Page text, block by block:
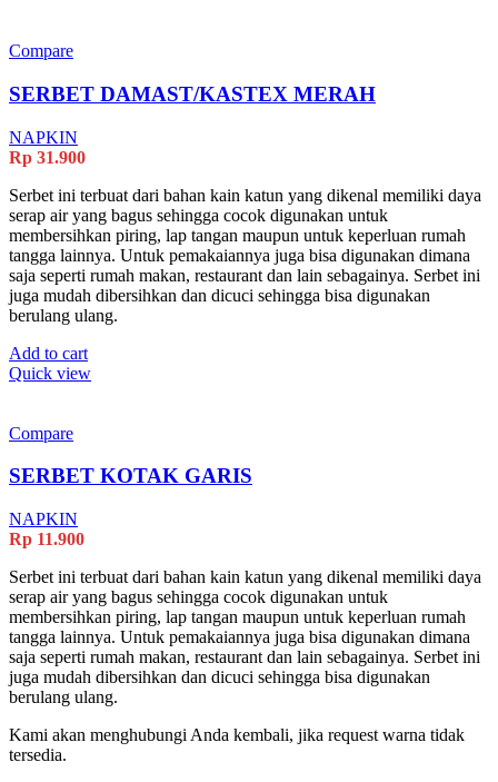
Compare
SERBET DAMAST/KASTEX MERAH
NAPKIN
Rp 31.900
Serbet ini terbuat dari bahan kain katun yang dikenal memiliki daya
serap air yang bagus sehingga cocok digunakan untuk
membersihkan piring, lap tangan maupun untuk keperluan rumah
tangga lainnya. Untuk pemakaiannya juga bisa digunakan dimana
saja seperti rumah makan, restaurant dan lain sebagainya. Serbet ini
juga mudah dibersihkan dan dicuci sehingga bisa digunakan
berulang ulang.
Add to cart
Quick view
Compare
SERBET KOTAK GARIS
NAPKIN
Rp 11.900
Serbet ini terbuat dari bahan kain katun yang dikenal memiliki daya
serap air yang bagus sehingga cocok digunakan untuk
membersihkan piring, lap tangan maupun untuk keperluan rumah
tangga lainnya. Untuk pemakaiannya juga bisa digunakan dimana
saja seperti rumah makan, restaurant dan lain sebagainya. Serbet ini
juga mudah dibersihkan dan dicuci sehingga bisa digunakan
berulang ulang.
Kami akan menghubungi Anda kembali, jika request warna tidak
tersedia.